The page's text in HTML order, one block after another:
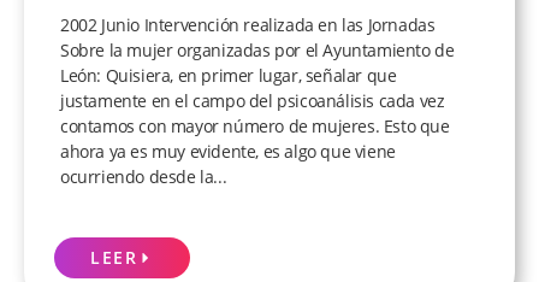
2002 Junio Intervención realizada en las Jornadas
Sobre la mujer organizadas por el Ayuntamiento de
León: Quisiera, en primer lugar, señalar que
justamente en el campo del psicoanálisis cada vez
contamos con mayor número de mujeres. Esto que
ahora ya es muy evidente, es algo que viene
ocurriendo desde la...
LEER